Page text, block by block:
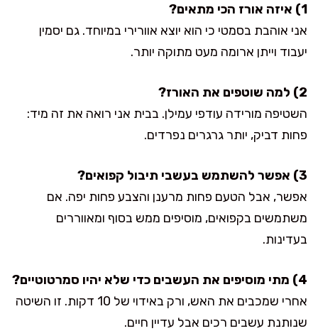
1) איזה אורז הכי מתאים?
אני אוהבת בסמטי כי הוא יוצא אוורירי במיוחד. גם יסמין
יעבוד וייתן ארומה מעט מתוקה יותר.
2) למה שוטפים את האורז?
השטיפה מורידה עודפי עמילן. בבית אני רואה את זה מיד:
פחות דביק, יותר גרגרים נפרדים.
3) אפשר להשתמש בעשבי תיבול קפואים?
אפשר, אבל הטעם פחות מרענן והצבע פחות יפה. אם
משתמשים בקפואים, מוסיפים ממש בסוף ומאווררים
בעדינות.
4) מתי מוסיפים את העשבים כדי שלא יהיו סמרטוטיים?
אחרי שמכבים את האש, ורק באידוי של 10 דקות. זו השיטה
שנותנת עשבים רכים אבל עדיין חיים.